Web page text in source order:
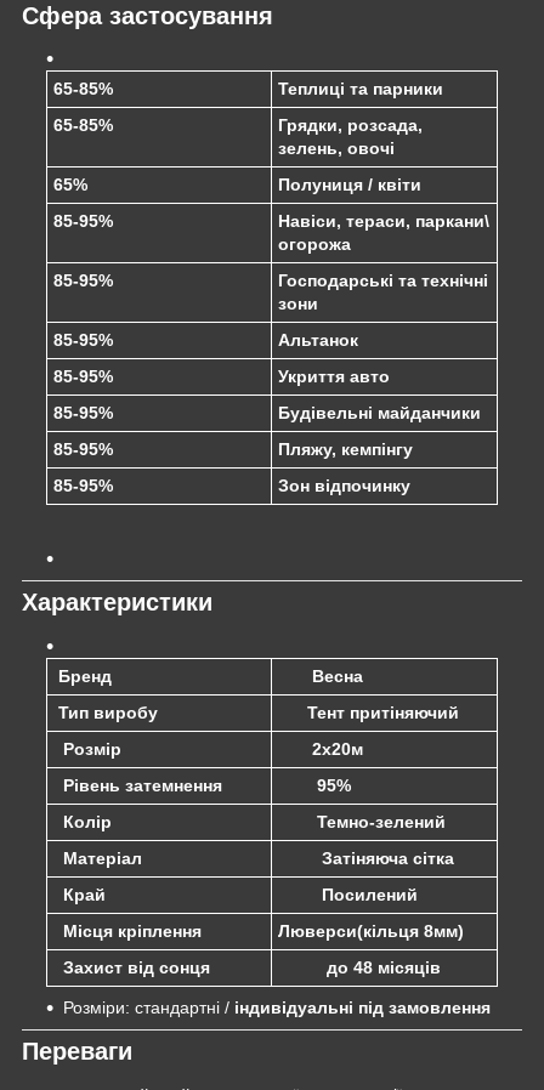
Сфера застосування
65-85%
Теплиці та парники
65-85%
Грядки, розсада,
зелень, овочі
65%
Полуниця / квіти
85-95%
Навіси, тераси, паркани\
огорожа
85-95%
Господарські та технічні
зони
85-95%
Альтанок
85-95%
Укриття авто
85-95%
Будівельні майданчики
85-95%
Пляжу, кемпінгу
85-95%
Зон відпочинку
Характеристики
Бренд
Весна
Тип виробу
Тент притіняючий
Розмір
2х20м
Рівень затемнення
95%
Колір
Темно-зелений
Матеріал
Затіняюча сітка
Край
Посилений
Місця кріплення
Люверси(кільця 8мм)
Захист від сонця
до 48 місяців
Розміри: стандартні / індивідуальні під замовлення
Переваги